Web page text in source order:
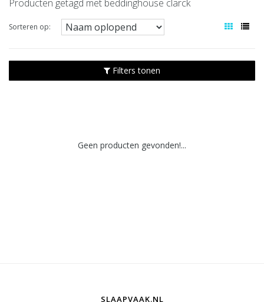
Producten getagd met beddinghouse clarck
Sorteren op:
Filters tonen
Geen producten gevonden!...
SLAAPVAAK.NL